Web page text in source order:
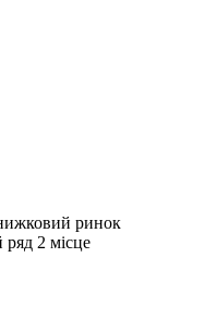
ринок
2 місце